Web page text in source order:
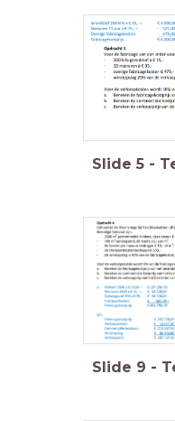
Slide 5 -
Slide 9 -